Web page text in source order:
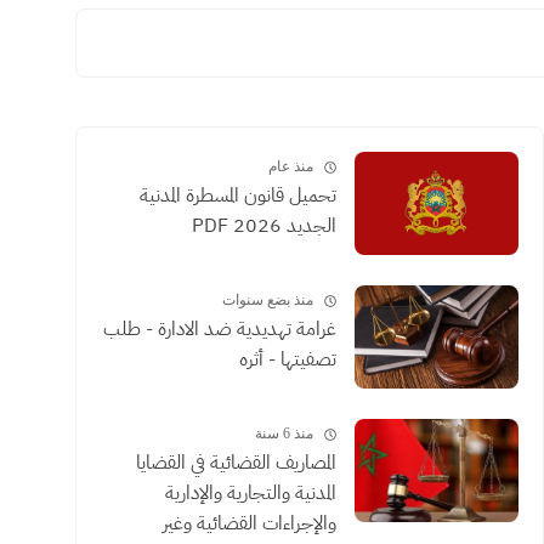
منذ عام
تحميل قانون المسطرة المدنية
الجديد 2026 PDF
منذ بضع سنوات
غرامة تهديدية ضد الادارة - طلب
تصفيتها - أثره
منذ 6 سنة
المصاريف القضائية في القضايا
المدنية والتجارية والإدارية
والإجراءات القضائية وغير